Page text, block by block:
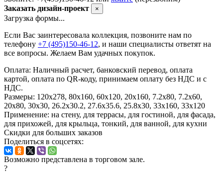
Заказать дизайн-проект
×
Загрузка формы...
Если Вас заинтересовала коллекция, позвоните нам по
телефону +7 (495)150-46-12, и наши специалисты ответят на
все вопросы. Желаем Вам удачных покупок.
Оплата: Наличный расчет, банковский перевод, оплата
картой, оплата по QR-коду, принимаем оплату без НДС и с
НДС.
Размеры: 120x278, 80x160, 60х120, 20x160, 7.2x80, 7.2x60,
20x80, 30х30, 26.2х30.2, 27.6x35.6, 25.8х30, 33x160, 33x120
Применение: на стену, для террасы, для гостиной, для фасада,
для прихожей, для крыльца, тонкий, для ванной, для кухни
Скидки для больших заказов
Поделиться в соцсетях:
Возможно представлена в торговом зале.
?